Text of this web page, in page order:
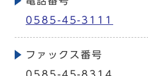
0585-45-3111
ファックス番号